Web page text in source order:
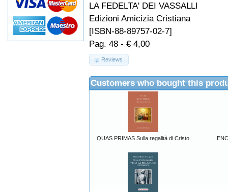
LA FEDELTA' DEI VASSALLI
Edizioni Amicizia Cristiana
[ISBN-88-89757-02-7]
Pag. 48 - € 4,00
Reviews
Customers who bought this
QUAS PRIMAS Sulla regalità di Cristo